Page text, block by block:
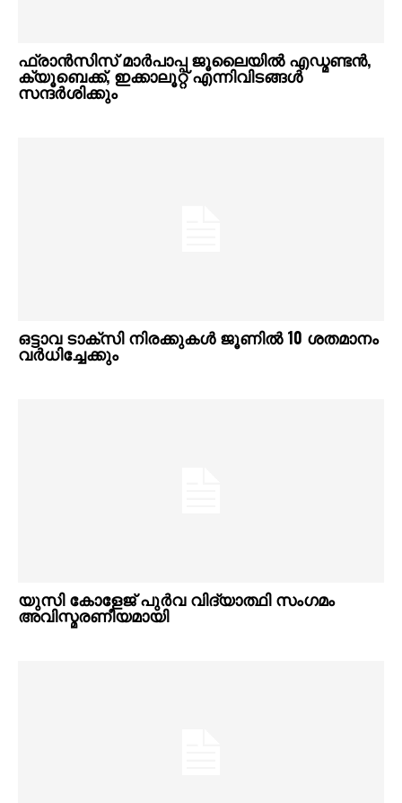
ഫ്രാൻസിസ് മാർപാപ്പ ജൂലൈയിൽ എഡ്മണ്ടൻ,
ക്യൂബെക്ക്, ഇക്കാലൂറ്റ് എന്നിവിടങ്ങൾ
സന്ദർശിക്കും
ഒട്ടാവ ടാക്സി നിരക്കുകൾ ജൂണിൽ 10 ശതമാനം
വർധിച്ചേക്കും
യുസി കോളേജ് പുർവ വിദ്യാത്ഥി സംഗമം
അവിസ്മരണീയമായി